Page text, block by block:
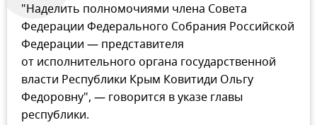
"Наделить полномочиями члена Совета
Федерации Федерального Собрания Российской
Федерации — представителя
от исполнительного органа государственной
власти Республики Крым Ковитиди Ольгу
Федоровну", — говорится в указе главы
республики.